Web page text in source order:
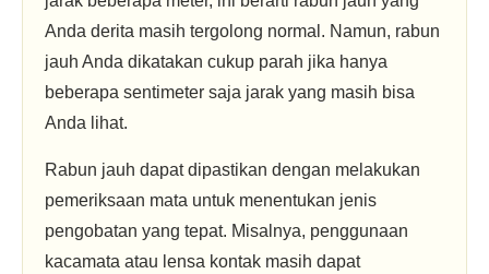
Anda derita masih tergolong normal. Namun, rabun
jauh Anda dikatakan cukup parah jika hanya
beberapa sentimeter saja jarak yang masih bisa
Anda lihat.
Rabun jauh dapat dipastikan dengan melakukan
pemeriksaan mata untuk menentukan jenis
pengobatan yang tepat. Misalnya, penggunaan
kacamata atau lensa kontak masih dapat